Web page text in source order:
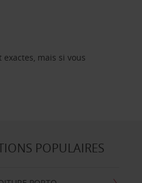
mais si vous
POPULAIRES